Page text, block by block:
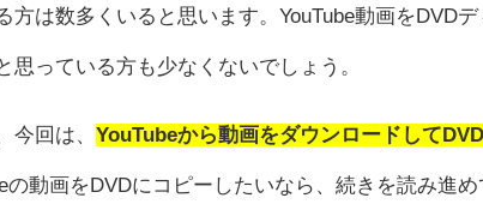
方は数多くいると思います。YouTube動画をDVD
思っている方も少なくないでしょう。
今回は、 YouTubeから動画をダウンロードして
の動画をDVDにコピーしたいなら、続きを読み進め